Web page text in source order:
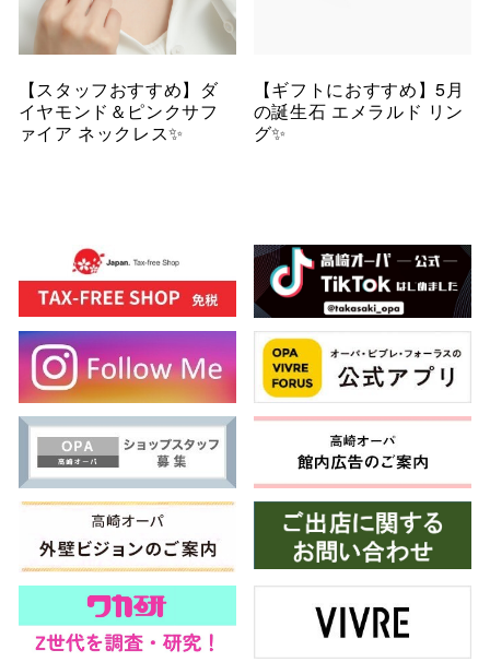
【スタッフおすすめ】ダ
イヤモンド＆ピンクサフ
ァイア ネックレス✨
【ギフトにおすすめ】5月
の誕生石 エメラルド リン
グ✨